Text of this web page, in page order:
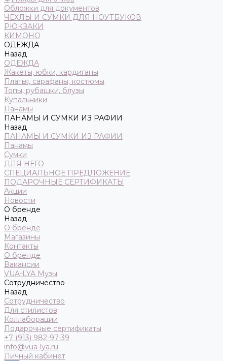
Обложки для документов
ЧЕХЛЫ И СУМКИ ДЛЯ НОУТБУКОВ
РЮКЗАКИ
КИМОНО
ОДЕЖДА
Назад
ОДЕЖДА
Жакеты, юбки, кардиганы
Платья, сарафаны, костюмы
Топы, рубашки, блузы
Купальники
Панамы
ПАНАМЫ И СУМКИ ИЗ РАФИИ
Назад
ПАНАМЫ И СУМКИ ИЗ РАФИИ
Панамы
Сумки
ДЛЯ НЕГО
СПЕЦИАЛЬНОЕ ПРЕДЛОЖЕНИЕ
ПОДАРОЧНЫЕ СЕРТИФИКАТЫ
Акции
Новости
О бренде
Назад
О бренде
Магазины
Контакты
О бренде
Вакансии
VUA-LYA Музы
Сотрудничество
Назад
Сотрудничество
Для стилистов
Коллаборации
Подарочные сертификаты
+7 (913) 982-97-39
info@vua-lya.ru
Личный кабинет